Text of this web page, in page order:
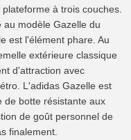
à trois couches.
modèle Gazelle du
est l'élément phare. Au
extérieure classique
d'attraction avec
L'adidas Gazelle est
de botte résistante aux
de goût personnel de
finalement.